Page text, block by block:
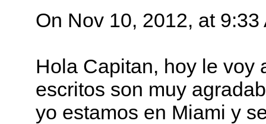
On Nov 10, 2012, at
Hola Capitan, hoy le voy
escritos son muy
yo estamos en Miami y